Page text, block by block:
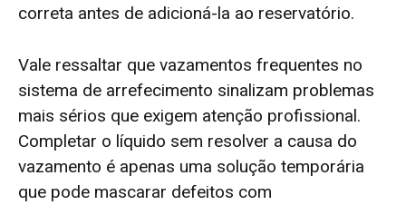
correta antes de adicioná-la ao reservatório.
Vale ressaltar que vazamentos frequentes no
sistema de arrefecimento sinalizam problemas
mais sérios que exigem atenção profissional.
Completar o líquido sem resolver a causa do
vazamento é apenas uma solução temporária
que pode mascarar defeitos com